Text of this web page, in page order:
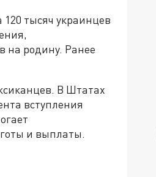
тысяч украинцев
на родину. Ранее
В Штатах
вступления
и выплаты.